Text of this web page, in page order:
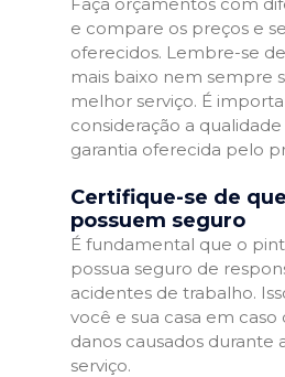
e compare os preços e
oferecidos. Lembre-se
mais baixo nem sempre
melhor serviço. É
consideração a
garantia oferecida pelo
Certifique-se de
possuem seguro
É fundamental que o
possua seguro de
acidentes de trabalho.
você e sua casa em
danos causados durante
serviço.